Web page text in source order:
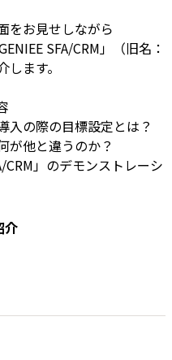
をお見せしながら
SFA/CRM」（旧名：
ます。
入の際の目標設定とは？
が他と違うのか？
CRM」のデモンストレーシ
介